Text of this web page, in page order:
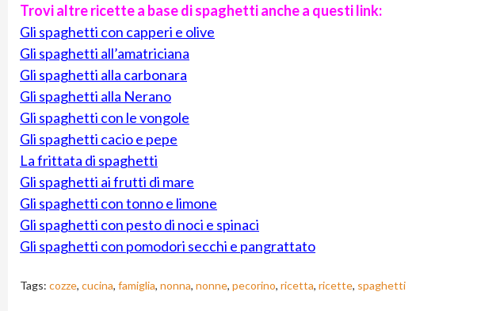
Trovi altre ricette a base di spaghetti anche a questi link:
Gli spaghetti con capperi e olive
Gli spaghetti all’amatriciana
Gli spaghetti alla carbonara
Gli spaghetti alla Nerano
Gli spaghetti con le vongole
Gli spaghetti cacio e pepe
La frittata di spaghetti
Gli spaghetti ai frutti di mare
Gli spaghetti con tonno e limone
Gli spaghetti con pesto di noci e spinaci
Gli spaghetti con pomodori secchi e pangrattato
Tags: cozze, cucina, famiglia, nonna, nonne, pecorino, ricetta, ricette, spaghetti